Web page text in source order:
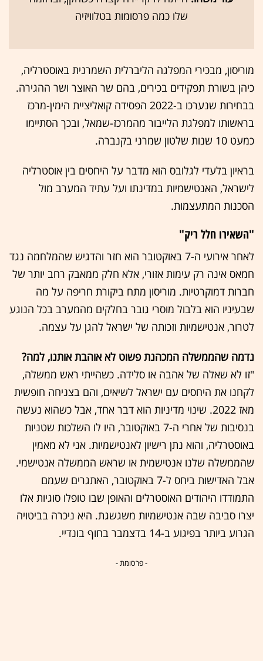
שלו כמה פרסומות בטלוויזיה
מוריסון, מבכירי המפלגה הליברלית השמרנית באוסטרליה,
כיהן בשורת תפקידים בכירים, בהם שר האוצר ושר ההגירה.
בבחירות שנערכו ב-2022 הפסידה קואליציית הימין-מרכז
בראשותו למפלגת הלייבור מהמרכז-שמאל, ובכך הסתיימו
כמעט 10 שנות שלטון שמרני בקנברה.
בראיון בלעדי לגלובס הוא מדבר על היחסים בין אוסטרליה
לישראל, האנטישמיות במדינתו ועל עתיד המערב מול
הסכנות המתעצמות.
"השאירו חלל ריק"
לאחר אירועי ה-7 באוקטובר הוא חזר והדגיש שהמלחמה נגד
חמאס אינה רק עימות אזורי, אלא חלק ממאבק רחב יותר של
חברות דמוקרטיות. מוריסון מתח ביקורת חריפה על מה
שבעיניו הוא בלבול מוסרי גובר בחלקים מהמערב בכל הנוגע
לטרור, אנטישמיות וזכותה של ישראל להגן על עצמה.
נדמה שהממשלה המכהנת פשוט לא אוהבת אותנו, למה?
"זו לא שאלה של אהבה או סלידה. כשהייתי ראש ממשלה,
לקחנו את היחסים עם ישראל לשיאים, והם בצניחה חופשית
מאז 2022. שינוי מדיניות הוא דבר אחד, אבל כשהוא נעשה
בנסיבות של אחרי ה-7 באוקטובר, היו לו השלכות שטניות
באוסטרליה, והוא נתן רישיון לאנטישמיות. אני לא מאמין
שהממשלה שלנו אנטישמית או שראש הממשלה אנטישמי.
אבל האדישות ביחס ל-7 באוקטובר, האתגרים שעמם
התמודדו היהודים האוסטרלים והאופן שבו טופלו סוגיות אלו
יצרו סביבה שבה אנטישמיות משגשגת. היא ניכרה בביטויה
הגרוע ביותר בפיגוע ב-14 בדצמבר בחוף בונדיי.
- פרסומת -